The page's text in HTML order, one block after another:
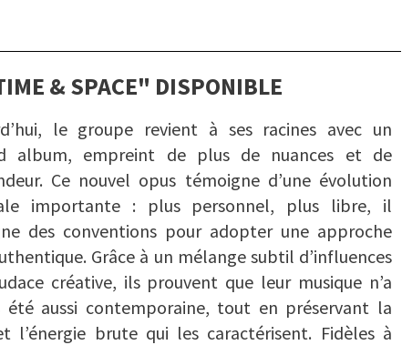
& SPACE" DISPONIBLE
le groupe revient à ses racines avec un
album, empreint de plus de nuances et de
Ce nouvel opus témoigne d’une évolution
importante : plus personnel, plus libre, il
des conventions pour adopter une approche
Grâce à un mélange subtil d’influences
créative, ils prouvent que leur musique n’a
été aussi contemporaine, tout en préservant la
l’énergie brute qui les caractérisent. Fidèles à